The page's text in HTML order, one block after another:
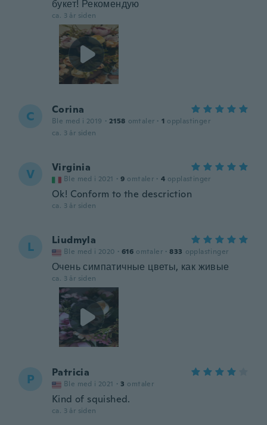
букет! Рекомендую
ca. 3 år siden
C Corina
Ble med i 2019 · 2158 omtaler · 1 opplastinger
ca. 3 år siden
V Virginia
Ble med i 2021 · 9 omtaler · 4 opplastinger
Ok! Conform to the descriction
ca. 3 år siden
L Liudmyla
Ble med i 2020 · 616 omtaler · 833 opplastinger
Очень симпатичные цветы, как живые
ca. 3 år siden
P Patricia
Ble med i 2021 · 3 omtaler
Kind of squished.
ca. 3 år siden